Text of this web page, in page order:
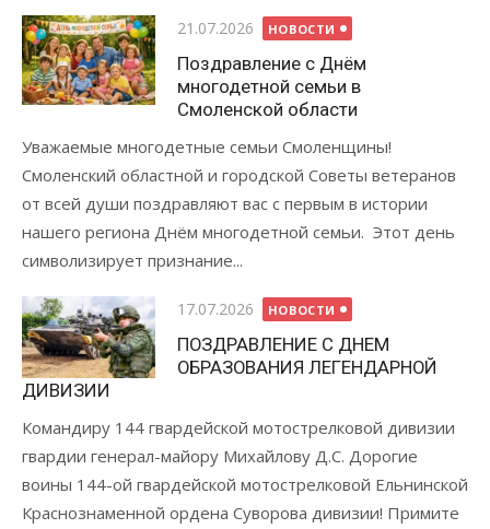
Опубликовано
21.07.2026 НОВОСТИ
Поздравление с Днём
многодетной семьи в
Смоленской области
Уважаемые многодетные семьи Смоленщины!
Смоленский областной и городской Советы ветеранов
от всей души поздравляют вас с первым в истории
нашего региона Днём многодетной семьи. Этот день
символизирует признание...
Опубликовано
17.07.2026 НОВОСТИ
ПОЗДРАВЛЕНИЕ С ДНЕМ
ОБРАЗОВАНИЯ ЛЕГЕНДАРНОЙ
ДИВИЗИИ
Командиру 144 гвардейской мотострелковой дивизии
гвардии генерал-майору Михайлову Д.С. Дорогие
воины 144-ой гвардейской мотострелковой Ельнинской
Краснознаменной ордена Суворова дивизии! Примите